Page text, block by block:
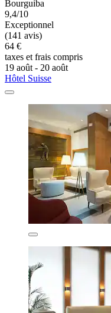
Bourguiba
9,4/10
Exceptionnel
(141 avis)
64 €
taxes et frais compris
19 août - 20 août
Hôtel Suisse